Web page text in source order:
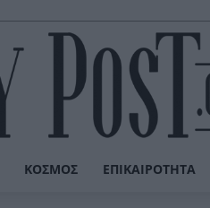
ΚΌΣΜΟΣ ΕΠΙΚΑΙΡΌΤΗΤΑ